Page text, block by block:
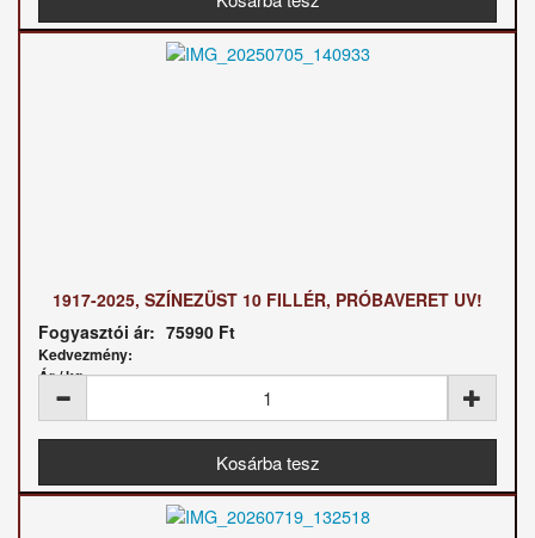
1917-2025, SZÍNEZÜST 10 FILLÉR, PRÓBAVERET UV!
Fogyasztói ár: 75990 Ft
Kedvezmény:
Ár / kg: